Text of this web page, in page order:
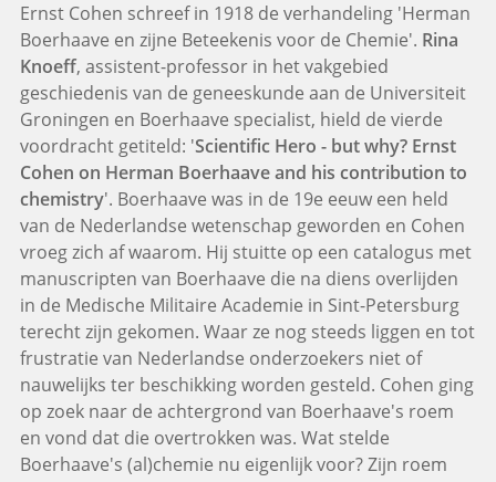
Ernst Cohen schreef in 1918 de verhandeling 'Herman
Boerhaave en zijne Beteekenis voor de Chemie'. Rina
Knoeff, assistent-professor in het vakgebied
geschiedenis van de geneeskunde aan de Universiteit
Groningen en Boerhaave specialist, hield de vierde
voordracht getiteld: 'Scientific Hero - but why? Ernst
Cohen on Herman Boerhaave and his contribution to
chemistry'. Boerhaave was in de 19e eeuw een held
van de Nederlandse wetenschap geworden en Cohen
vroeg zich af waarom. Hij stuitte op een catalogus met
manuscripten van Boerhaave die na diens overlijden
in de Medische Militaire Academie in Sint-Petersburg
terecht zijn gekomen. Waar ze nog steeds liggen en tot
frustratie van Nederlandse onderzoekers niet of
nauwelijks ter beschikking worden gesteld. Cohen ging
op zoek naar de achtergrond van Boerhaave's roem
en vond dat die overtrokken was. Wat stelde
Boerhaave's (al)chemie nu eigenlijk voor? Zijn roem